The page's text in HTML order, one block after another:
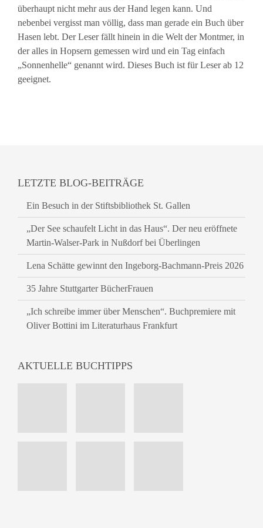
überhaupt nicht mehr aus der Hand legen kann. Und
nebenbei vergisst man völlig, dass man gerade ein Buch über
Hasen lebt. Der Leser fällt hinein in die Welt der Montmer, in
der alles in Hopsern gemessen wird und ein Tag einfach
„Sonnenhelle“ genannt wird. Dieses Buch ist für Leser ab 12
geeignet.
LETZTE BLOG-BEITRÄGE
Ein Besuch in der Stiftsbibliothek St. Gallen
„Der See schaufelt Licht in das Haus“. Der neu eröffnete
Martin-Walser-Park in Nußdorf bei Überlingen
Lena Schätte gewinnt den Ingeborg-Bachmann-Preis 2026
35 Jahre Stuttgarter BücherFrauen
„Ich schreibe immer über Menschen“. Buchpremiere mit
Oliver Bottini im Literaturhaus Frankfurt
AKTUELLE BUCHTIPPS